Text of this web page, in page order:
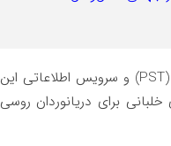
به گفته مقامات نروژ، این اقدام بر اساس ارزیابی‌های امنیتی سرویس امنیتی پلیس نروژ (PST) و سرویس اطلاعاتی این
خلبانی برای دریانوردان روسی